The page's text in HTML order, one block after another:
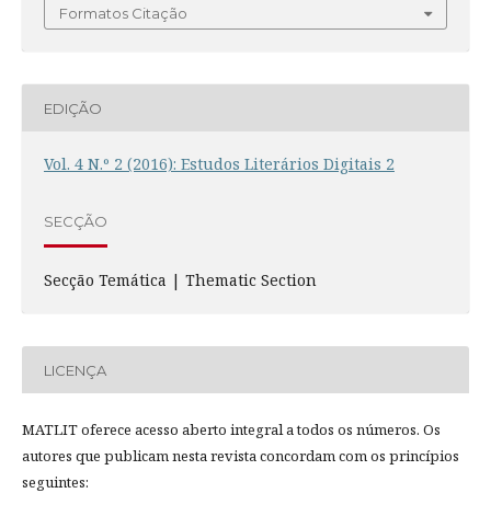
Formatos Citação
EDIÇÃO
Vol. 4 N.º 2 (2016): Estudos Literários Digitais 2
SECÇÃO
Secção Temática | Thematic Section
LICENÇA
MATLIT oferece acesso aberto integral a todos os números. Os
autores que publicam nesta revista concordam com os princípios
seguintes: